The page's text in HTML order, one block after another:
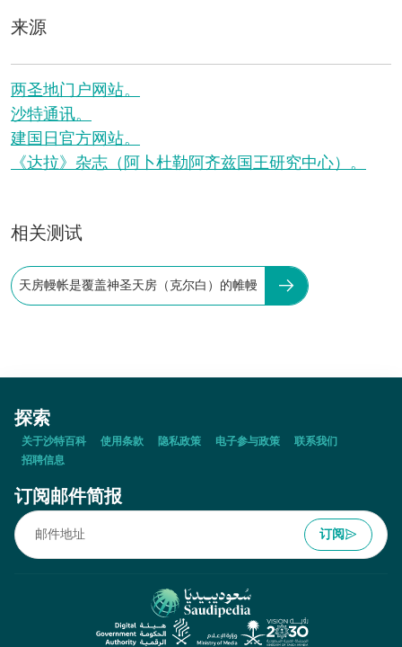
来源
两圣地门户网站。
沙特通讯。
建国日官方网站。
《达拉》杂志（阿卜杜勒阿齐兹国王研究中心）。
相关测试
天房幔帐是覆盖神圣天房（克尔白）的帷幔
探索
关于沙特百科 使用条款 隐私政策 电子参与政策
联系我们
招聘信息
订阅邮件简报
订阅